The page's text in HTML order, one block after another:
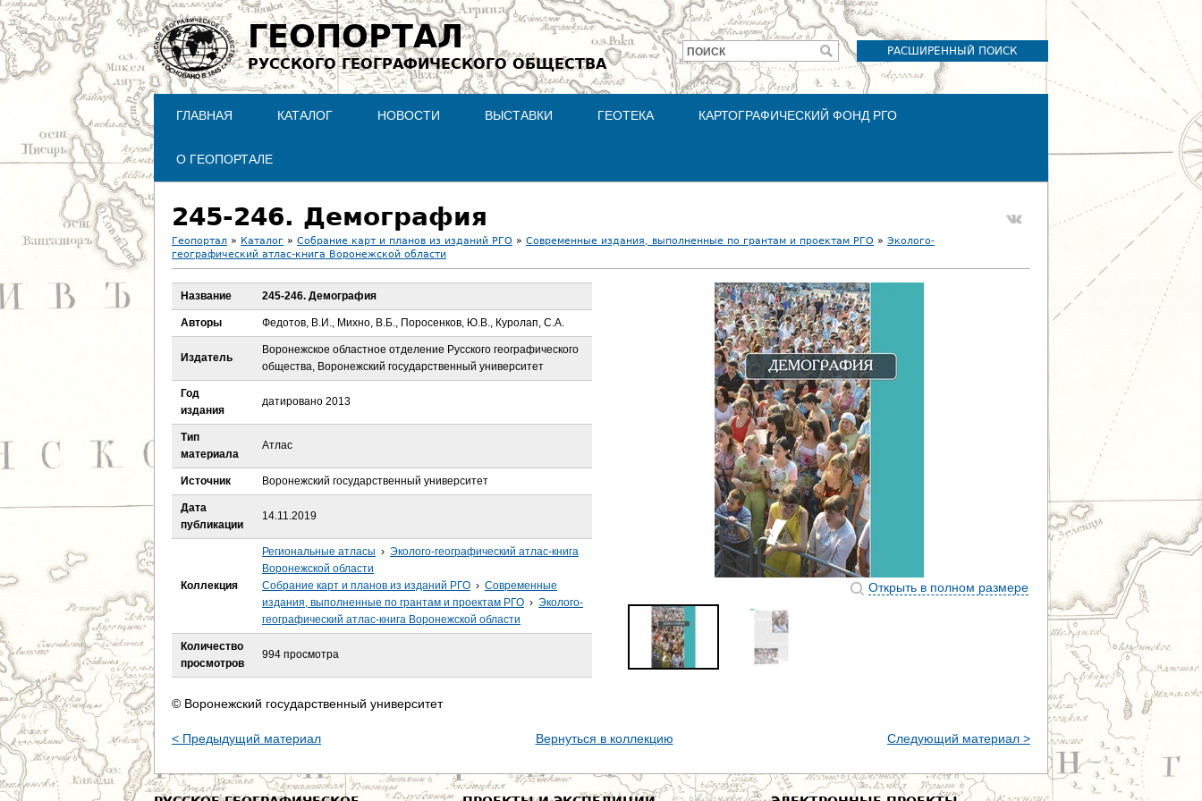
Jump to navigation
ГЕОПОРТАЛ
РУССКОГО ГЕОГРАФИЧЕСКОГО ОБЩЕСТВА
РАСШИРЕННЫЙ ПОИСК
Форма
поиска
ПОИСК
ГЛАВНАЯ КАТАЛОГ НОВОСТИ ВЫСТАВКИ ГЕОТЕКА КАРТОГРАФИЧЕСКИЙ ФОНД РГО
О ГЕОПОРТАЛЕ
245-246. Демография
В
ы
з
е
ь
Геопортал » Каталог » Собрание карт и планов из изданий РГО » Современные издания, выполненные по грантам и проектам РГО » Эколого-
географический атлас-книга Воронежской области
Открыть в полном размере
Название 245-246. Демография
Авторы Федотов, В.И., Михно, В.Б., Поросенков, Ю.В., Куролап, С.А.
Издатель
Воронежское областное отделение Русского географического
общества, Воронежский государственный университет
Год
издания
датировано 2013
Тип
материала
Атлас
Источник Воронежский государственный университет
Дата
публикации
14.11.2019
Коллекция
Региональные атласы › Эколого-географический атлас-книга
Воронежской области
Собрание карт и планов из изданий РГО › Современные
издания, выполненные по грантам и проектам РГО › Эколого-
географический атлас-книга Воронежской области
Количество
просмотров
994 просмотра
© Воронежский государственный университет
< Предыдущий материал Вернуться в коллекцию Следующий материал >